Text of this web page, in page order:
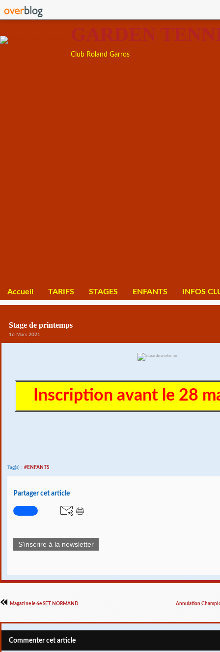
GARDEN
Club Roland Garros
Accueil TARIFS STAGES ENFANTS INFOS
Stage de printemps
16 Mars 2021
Inscription avant le 28
Tag(s) : #ENFANTS
Partager cet article
S'inscrire à la newsletter
Magazine le 6e SET NORMAND Annulation
Commenter cet article